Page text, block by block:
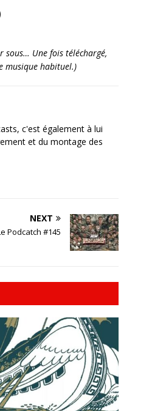
sous… Une fois téléchargé,
musique habituel.)
c'est également à lui
et du montage des
NEXT
Podcatch #145